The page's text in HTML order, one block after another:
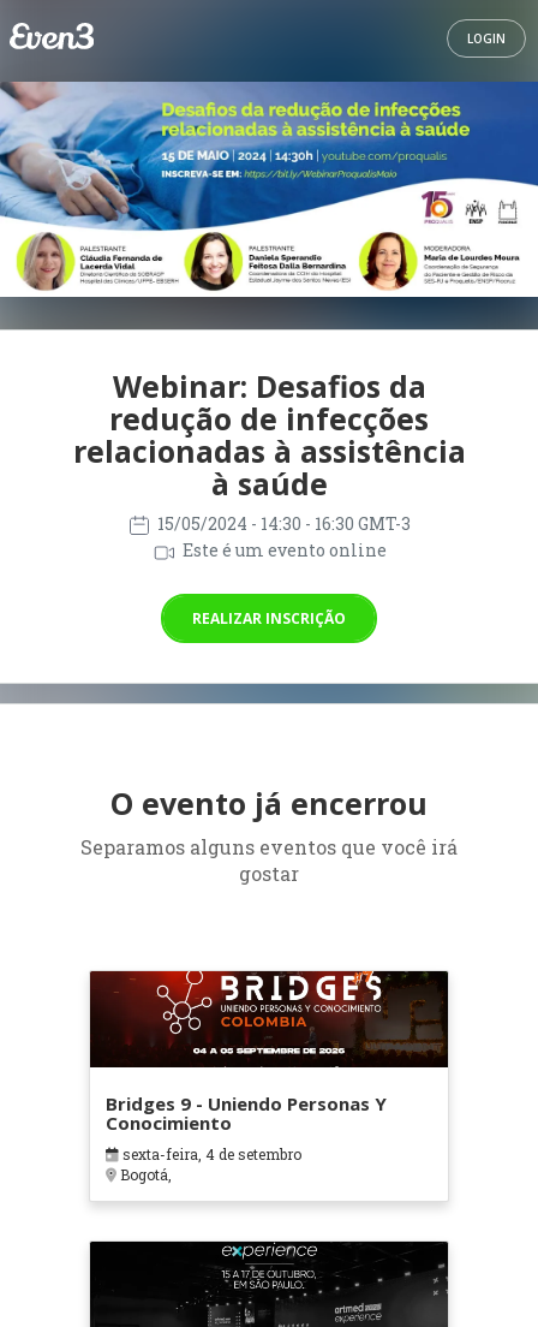
LOGIN
Webinar: Desafios da
redução de infecções
relacionadas à assistência
à saúde
15/05/2024 - 14:30 - 16:30 GMT-3
Este é um evento online
REALIZAR INSCRIÇÃO
O evento já encerrou
Separamos alguns eventos que você irá
gostar
Bridges 9 - Uniendo Personas Y
Conocimiento
sexta-feira, 4 de setembro
Bogotá,